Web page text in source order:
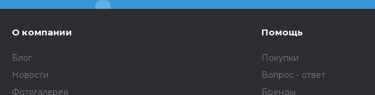
О компании
Блог
Новости
Фотогалерея
Помощь
Покупки
Вопрос - ответ
Бренды